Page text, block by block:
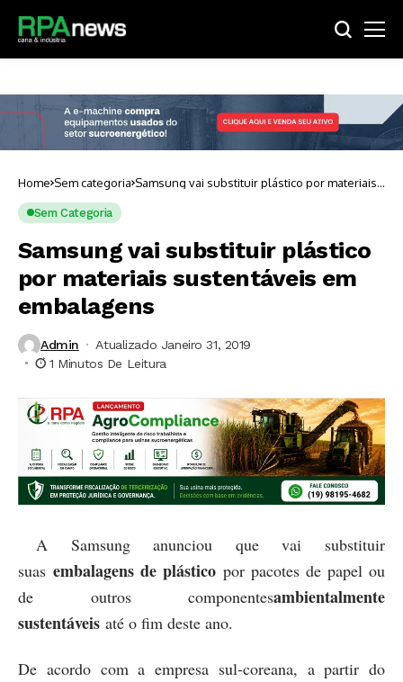
Home Sem categoria Samsung vai substituir plástico por materiais
sustentáveis em embalagens
Sem Categoria
Samsung vai substituir plástico
por materiais sustentáveis em
embalagens
Admin
Atualizado Janeiro 31, 2019
1 Minutos De Leitura
A Samsung anunciou que vai substituir
suas embalagens de plástico por pacotes de papel ou
de outros componentesambientalmente
sustentáveis até o fim deste ano.
De acordo com a empresa sul-coreana, a partir do